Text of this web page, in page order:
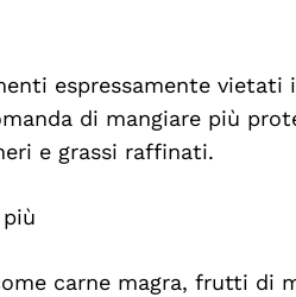
espressamente
di mangiare più
e grassi raffinati.
carne magra, frutti di